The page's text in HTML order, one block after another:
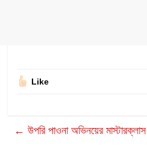
Like
← উপরি পাওনা অভিনয়ের মাস্টারক্লাস